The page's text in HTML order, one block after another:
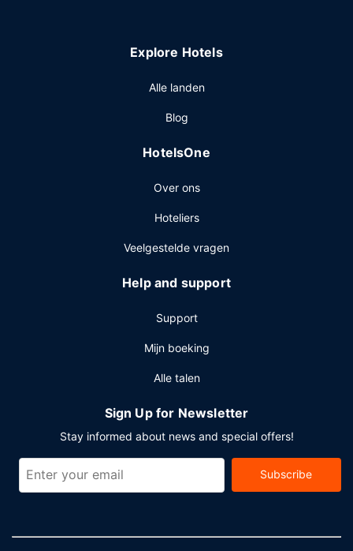
Er is een shuttleservice van/naar de luchthaven (op
Explore Hotels
Alle landen
Blog
HotelsOne
Over ons
Hoteliers
Veelgestelde vragen
Help and support
Support
Mijn boeking
Alle talen
Sign Up for Newsletter
Stay informed about news and special offers!
Subscribe